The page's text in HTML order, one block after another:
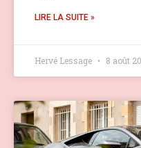
LIRE LA SUITE »
Hervé Lessage 8 août